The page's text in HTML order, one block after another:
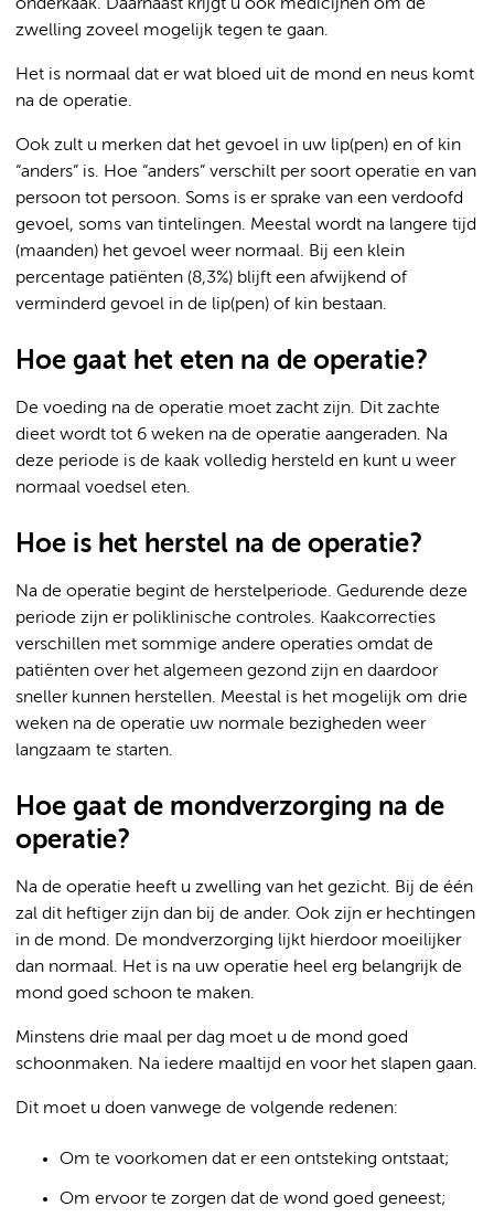
onderkaak. Daarnaast krijgt u ook medicijnen om de
zwelling zoveel mogelijk tegen te gaan.
Het is normaal dat er wat bloed uit de mond en neus komt
na de operatie.
Ook zult u merken dat het gevoel in uw lip(pen) en of kin
“anders” is. Hoe “anders” verschilt per soort operatie en van
persoon tot persoon. Soms is er sprake van een verdoofd
gevoel, soms van tintelingen. Meestal wordt na langere tijd
(maanden) het gevoel weer normaal. Bij een klein
percentage patiënten (8,3%) blijft een afwijkend of
verminderd gevoel in de lip(pen) of kin bestaan.
Hoe gaat het eten na de operatie?
De voeding na de operatie moet zacht zijn. Dit zachte
dieet wordt tot 6 weken na de operatie aangeraden. Na
deze periode is de kaak volledig hersteld en kunt u weer
normaal voedsel eten.
Hoe is het herstel na de operatie?
Na de operatie begint de herstelperiode. Gedurende deze
periode zijn er poliklinische controles. Kaakcorrecties
verschillen met sommige andere operaties omdat de
patiënten over het algemeen gezond zijn en daardoor
sneller kunnen herstellen. Meestal is het mogelijk om drie
weken na de operatie uw normale bezigheden weer
langzaam te starten.
Hoe gaat de mondverzorging na de
operatie?
Na de operatie heeft u zwelling van het gezicht. Bij de één
zal dit heftiger zijn dan bij de ander. Ook zijn er hechtingen
in de mond. De mondverzorging lijkt hierdoor moeilijker
dan normaal. Het is na uw operatie heel erg belangrijk de
mond goed schoon te maken.
Minstens drie maal per dag moet u de mond goed
schoonmaken. Na iedere maaltijd en voor het slapen gaan.
Dit moet u doen vanwege de volgende redenen:
Om te voorkomen dat er een ontsteking ontstaat;
Om ervoor te zorgen dat de wond goed geneest;